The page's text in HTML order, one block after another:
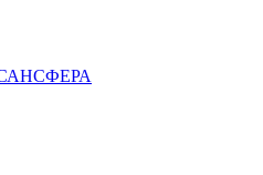
САНСФЕРА